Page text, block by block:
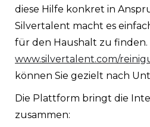
diese Hilfe konkret in
Silvertalent macht es
für den Haushalt zu finden.
www.silvertalent.com/
können Sie gezielt nach
Die Plattform bringt die
zusammen: